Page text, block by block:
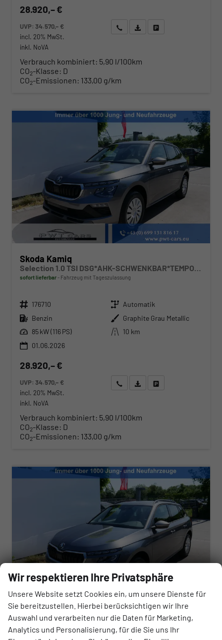
28.920,– €
UVP:34.570,– €
incl. 20% MwSt.
inkl. NoVA
Wir rufen Sie anAngebot drucken (PDF)
Verbrauch kombiniert: 5,90 l/100km
CO2-Klasse: D
CO2-Emissionen: 133,00 g/km
Skoda Kamiq
sofort lieferbar Fahrzeug mit Tageszulassung
Fahrzeugnr. 176710 Getriebe Automatik
Kraftstoff Benzin Außenfarbe Graphite Grau Metallic
Leistung 85 kW (116 PS) Kilometerstand
10 km
01.06.2026
28.920,– €
UVP:34.570,– €
incl. 20% MwSt.
inkl. NoVA
Wir rufen Sie anAngebot drucken (PDF)
Verbrauch kombiniert: 5,90 l/100km
CO2-Klasse: D
CO2-Emissionen: 133,00 g/km
Skoda Kamiq
sofort lieferbar Fahrzeug mit Tageszulassung
Wir respektieren Ihre Privatsphäre
Unsere Website setzt Cookies ein, um unsere Dienste für
Sie bereitzustellen. Hierbei berücksichtigen wir Ihre
Auswahl und verarbeiten nur die Daten für Marketing,
Analytics und Personalisierung, für die Sie uns Ihr